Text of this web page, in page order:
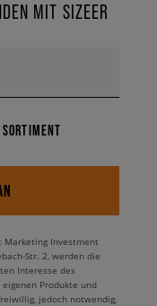
MIT SIZEER
Marketing Investment
Str. 2, werden die
Interesse des
Produkte und
jedoch notwendig,